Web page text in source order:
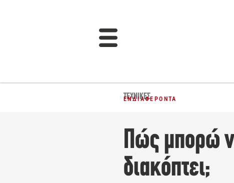
ΤΕΧΝΙΚΈΣ
ΕΝΔΙΑΦΈΡΟΝΤΑ
Πώς μπορώ
διακόπτει;